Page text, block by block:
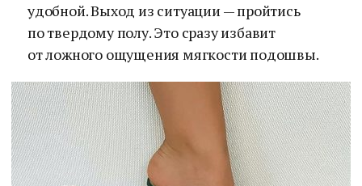
удобной. Выход из ситуации — пройтись
по твердому полу. Это сразу избавит
от ложного ощущения мягкости подошвы.